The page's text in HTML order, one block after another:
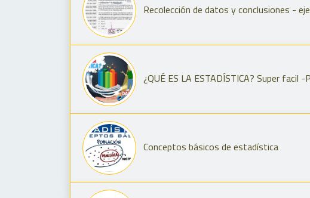
Recolección de datos y conclusiones -
¿QUÉ ES LA ESTADÍSTICA? Super facil
Conceptos básicos de estadística